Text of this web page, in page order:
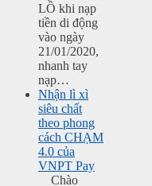
LỒ khi nạp
tiền di động
vào ngày
21/01/2020,
nhanh tay
nạp…
Nhận lì xì
siêu chất
theo phong
cách CHẠM
4.0 của
VNPT Pay
Chào